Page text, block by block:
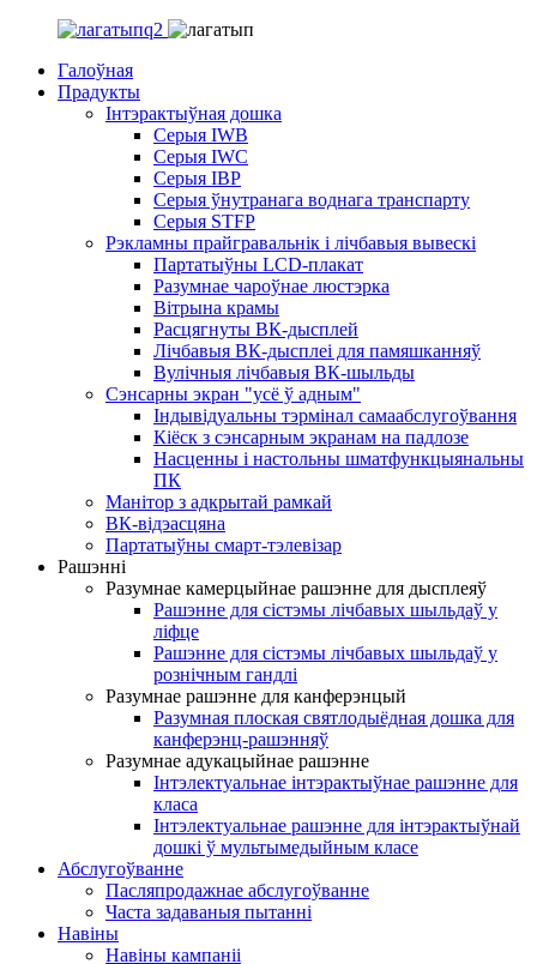
Галоўная
Прадукты
Інтэрактыўная дошка
Серыя IWB
Серыя IWC
Серыя ІВР
Серыя ўнутранага воднага транспарту
Серыя STFP
Рэкламны прайгравальнік і лічбавыя вывескі
Партатыўны LCD-плакат
Разумнае чароўнае люстэрка
Вітрына крамы
Расцягнуты ВК-дысплей
Лічбавыя ВК-дысплеі для памяшканняў
Вулічныя лічбавыя ВК-шыльды
Сэнсарны экран "усё ў адным"
Індывідуальны тэрмінал самаабслугоўвання
Кіёск з сэнсарным экранам на падлозе
Насценны і настольны шматфункцыянальны
ПК
Манітор з адкрытай рамкай
ВК-відэасцяна
Партатыўны смарт-тэлевізар
Рашэнні
Разумнае камерцыйнае рашэнне для дысплеяў
Рашэнне для сістэмы лічбавых шыльдаў у
ліфце
Рашэнне для сістэмы лічбавых шыльдаў у
рознічным гандлі
Разумнае рашэнне для канферэнцый
Разумная плоская святлодыёдная дошка для
канферэнц-рашэнняў
Разумнае адукацыйнае рашэнне
Інтэлектуальнае інтэрактыўнае рашэнне для
класа
Інтэлектуальнае рашэнне для інтэрактыўнай
дошкі ў мультымедыйным класе
Абслугоўванне
Пасляпродажнае абслугоўванне
Часта задаваныя пытанні
Навіны
Навіны кампаніі